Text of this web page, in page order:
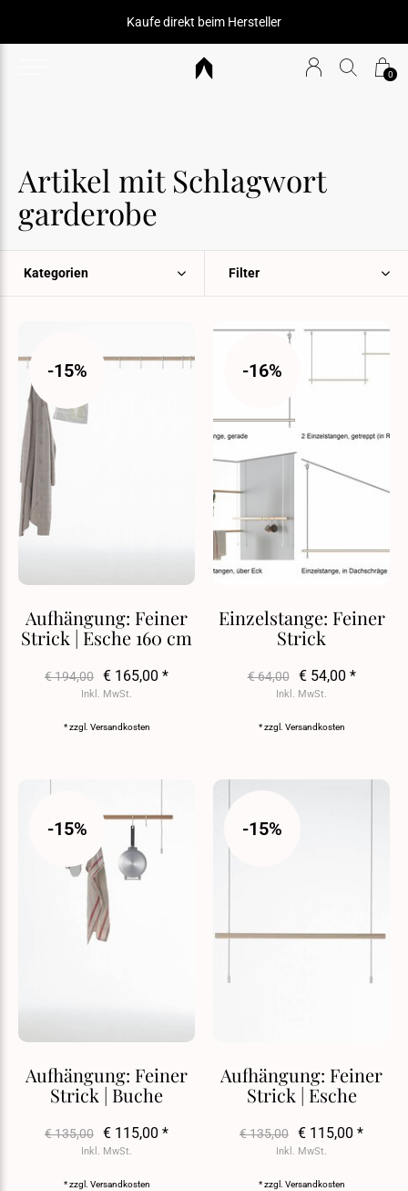
0
durchdachtes und prämiertes Design
Artikel mit Schlagwort
garderobe
Kategorien Filter
-15%
Aufhängung: Feiner
Strick | Esche 160 cm
€ 194,00 € 165,00 *
Inkl. MwSt.
* zzgl. Versandkosten
-16%
Einzelstange: Feiner
Strick
€ 64,00 € 54,00 *
Inkl. MwSt.
* zzgl. Versandkosten
-15%
Aufhängung: Feiner
Strick | Buche
€ 135,00 € 115,00 *
Inkl. MwSt.
* zzgl. Versandkosten
-15%
Aufhängung: Feiner
Strick | Esche
€ 135,00 € 115,00 *
Inkl. MwSt.
* zzgl. Versandkosten